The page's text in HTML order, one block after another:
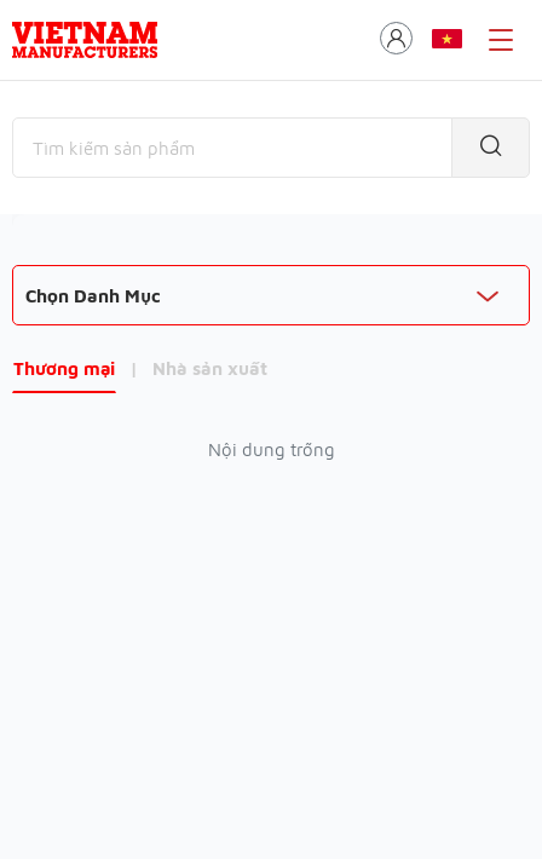
Chọn Danh Mục
Thương mại | Nhà sản xuất
Nội dung trống